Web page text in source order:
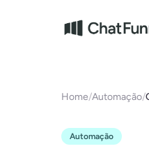
Home/Automação/
Automação